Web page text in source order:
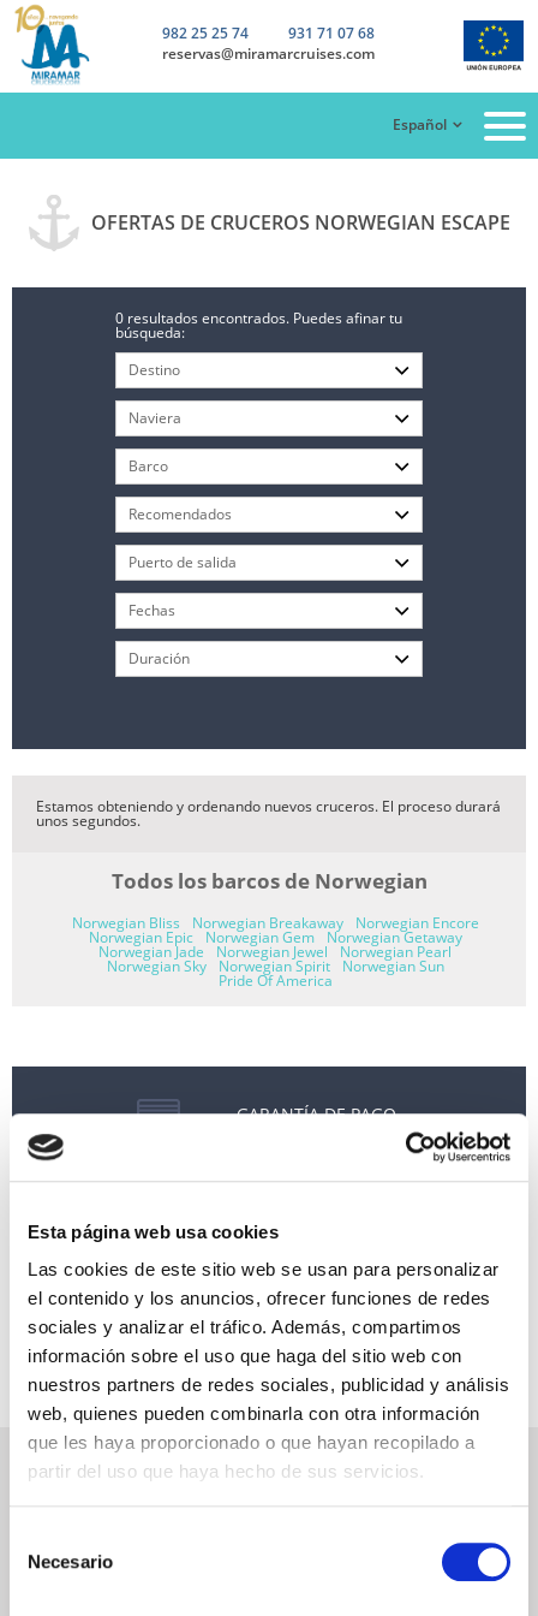
Esta página web usa cookies
Las cookies de este sitio web se usan para personalizar
el contenido y los anuncios, ofrecer funciones de redes
sociales y analizar el tráfico. Además, compartimos
información sobre el uso que haga del sitio web con
nuestros partners de redes sociales, publicidad y análisis
web, quienes pueden combinarla con otra información
que les haya proporcionado o que hayan recopilado a
partir del uso que haya hecho de sus servicios.
Necesario
982 25 25 74
931 71 07 68
reservas@miramarcruises.com
Español
OFERTAS DE CRUCEROS NORWEGIAN ESCAPE
0 resultados encontrados. Puedes afinar tu
búsqueda:
Estamos obteniendo y ordenando nuevos cruceros. El proceso durará
unos segundos.
Todos los barcos de Norwegian
Norwegian Bliss Norwegian Breakaway Norwegian Encore
Norwegian Epic Norwegian Gem Norwegian Getaway
Norwegian Jade Norwegian Jewel Norwegian Pearl
Norwegian Sky Norwegian Spirit Norwegian Sun
Pride Of America
GARANTÍA DE PAGO
INFORMACIÓN ÚTIL
NEWSLETTER